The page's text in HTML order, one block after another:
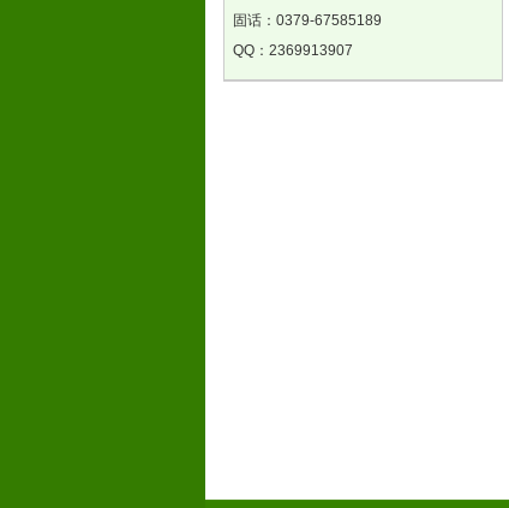
固话： 0379-67585189
QQ： 2369913907